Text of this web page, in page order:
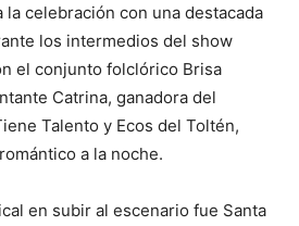
celebración con una destacada
los intermedios del show
el conjunto folclórico Brisa
Catrina, ganadora del
Talento y Ecos del Toltén,
a la noche.
en subir al escenario fue Santa